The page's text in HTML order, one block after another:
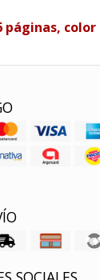
páginas, color